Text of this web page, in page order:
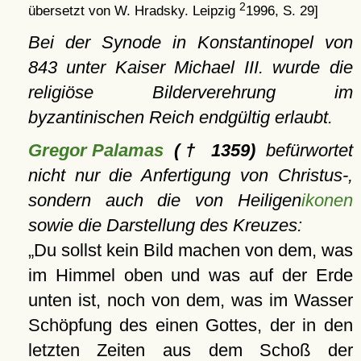
übersetzt von W. Hradsky. Leipzig 21996, S. 29]
Bei der Synode in Konstantinopel von
843 unter Kaiser Michael III. wurde die
religiöse Bilderverehrung im
byzantinischen Reich endgültig erlaubt.
Gregor Palamas(† 1359)befürwortet
nicht nur die Anfertigung von Christus-,
sondern auch die von Heiligenikonen
sowie die Darstellung des Kreuzes:
Du sollst kein Bild machen von dem, was
im Himmel oben und was auf der Erde
unten ist, noch von dem, was im Wasser
Schöpfung des einen Gottes, der in den
letzten Zeiten aus dem Schoß der